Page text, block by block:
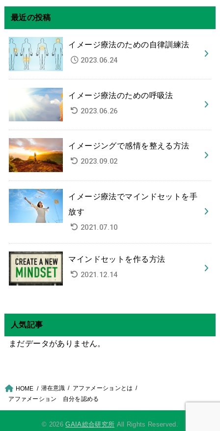
最近の投稿
イメージ療法のための自律訓練法
2023.06.24
イメージ療法のための呼吸法
2023.06.26
イメージングで感情を整える方法
2023.09.02
イメージ療法でマインドセットを手
放す
2021.07.10
マインドセットを作る方法
2021.12.14
人気記事
まだデータがありません。
HOME 潜在意識
アファメーションとは
アファメーション 自分を認める
© 2026GAIA総合研究所 All Rights Reserved.